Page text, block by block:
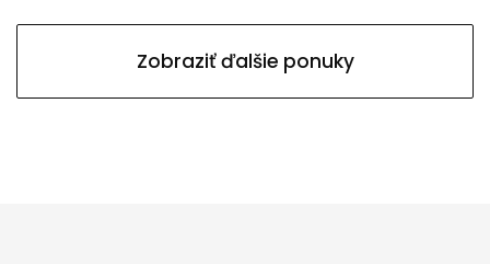
Zobraziť ďalšie ponuky